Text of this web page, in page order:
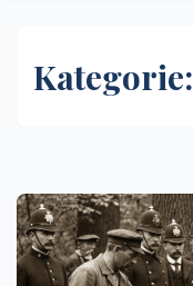
Kategorie: